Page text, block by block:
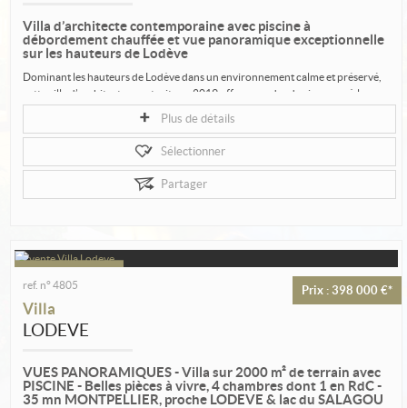
Créer une alerte
Ma sélection
Contact
Villa d’architecte contemporaine avec piscine à
débordement chauffée et vue panoramique exceptionnelle
sur les hauteurs de Lodève
Dominant les hauteurs de Lodève dans un environnement calme et préservé,
cette villa d’architecte construite en 2019 offre un cadre de vie rare, où la...
Plus de détails
Sélectionner
Partager
Prix : 398 000 €*
ref. n° 4805
Villa
LODEVE
VUES PANORAMIQUES - Villa sur 2000 m² de terrain avec
PISCINE - Belles pièces à vivre, 4 chambres dont 1 en RdC -
35 mn MONTPELLIER, proche LODEVE & lac du SALAGOU